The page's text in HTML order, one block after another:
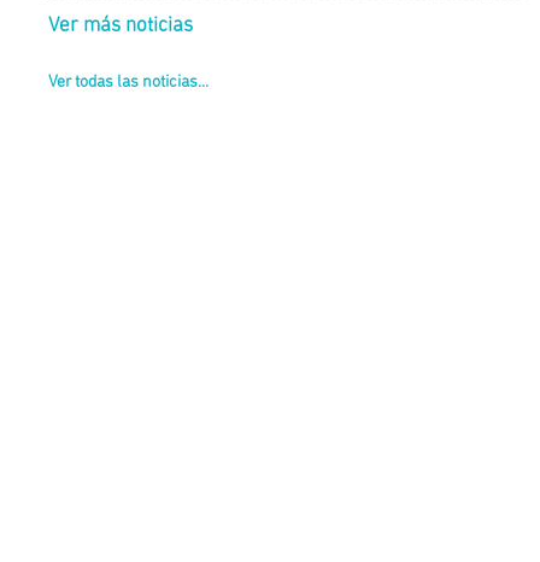
Ver más noticias
Ver todas las noticias...